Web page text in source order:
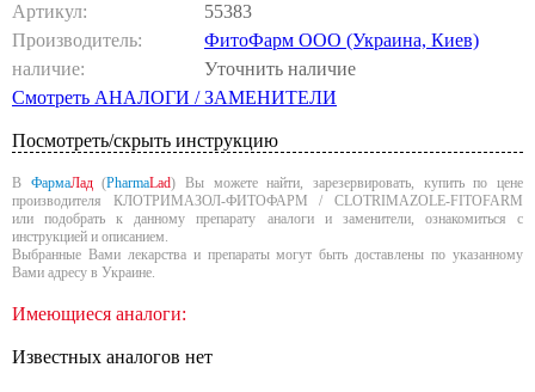
Артикул:
55383
Производитель:
ФитоФарм ООО (Украина, Киев)
наличие:
Уточнить наличие
Смотреть АНАЛОГИ / ЗАМЕНИТЕЛИ
Посмотреть/скрыть инструкцию
В ФармаЛад(PharmaLad) Вы можете найти, зарезервировать, купить по цене
производителя КЛОТРИМАЗОЛ-ФИТОФАРМ / CLOTRIMAZOLE-FITOFARM
или подобрать к данному препарату аналоги и заменители, ознакомиться с
инструкцией и описанием.
Выбранные Вами лекарства и препараты могут быть доставлены по указанному
Вами адресу в Украине.
Имеющиеся аналоги:
Известных аналогов нет